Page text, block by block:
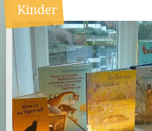
Kinder